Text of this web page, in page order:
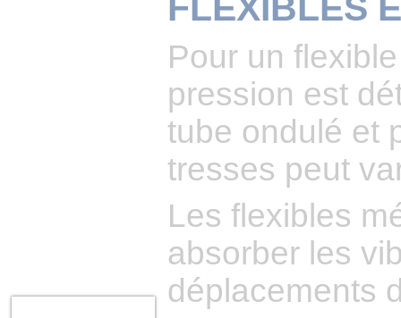
Pour un
pression est
tube ondulé et
tresses peut
Les flexibles
absorber les
déplacements